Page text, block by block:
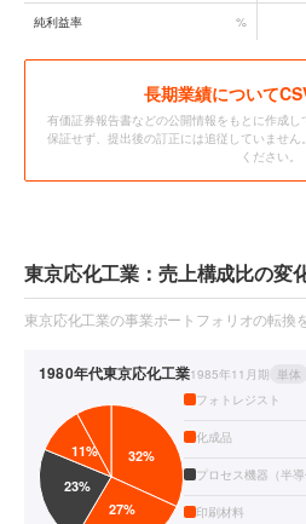
純利益率 %
長期業績について
有価証券報告書などの公開情報をもとに作成
保証せず、提出後の訂正には追従していませ
ください。
東京応化工業：売上構成比の変
東京応化工業の事業ポートフォリオの転換
1980年代東京応化工業1985年11月期 単体
フォトレジスト
化成品
プロセス機器（半導
印刷材料